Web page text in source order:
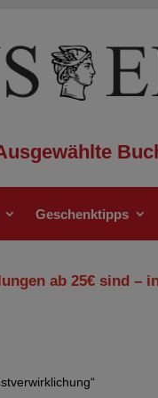
Geschenktipps
ab 25€ sind –